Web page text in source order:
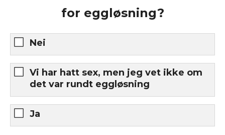
for eggløsning?
Nei
Vi har hatt sex, men jeg vet ikke om
det var rundt eggløsning
Ja